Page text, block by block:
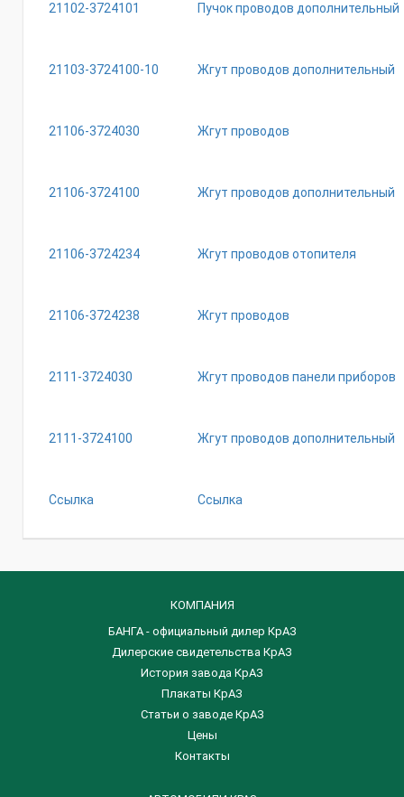
21102-3724101 Пучок проводов дополнительный
21103-3724100-10 Жгут проводов дополнительный
21106-3724030 Жгут проводов
21106-3724100 Жгут проводов дополнительный
21106-3724234 Жгут проводов отопителя
21106-3724238 Жгут проводов
2111-3724030 Жгут проводов панели приборов
2111-3724100 Жгут проводов дополнительный
Ссылка Ссылка
КОМПАНИЯ
БАНГА - официальный дилер КрАЗ
Дилерские свидетельства КрАЗ
История завода КрАЗ
Плакаты КрАЗ
Статьи о заводе КрАЗ
Цены
Контакты